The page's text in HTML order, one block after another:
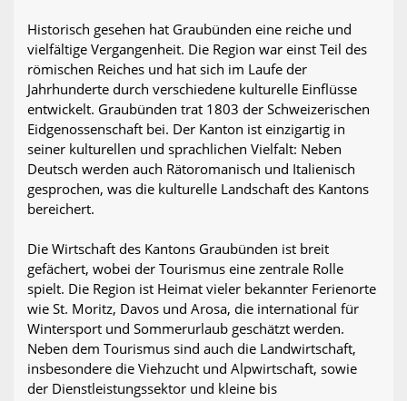
Historisch gesehen hat Graubünden eine reiche und
vielfältige Vergangenheit. Die Region war einst Teil des
römischen Reiches und hat sich im Laufe der
Jahrhunderte durch verschiedene kulturelle Einflüsse
entwickelt. Graubünden trat 1803 der Schweizerischen
Eidgenossenschaft bei. Der Kanton ist einzigartig in
seiner kulturellen und sprachlichen Vielfalt: Neben
Deutsch werden auch Rätoromanisch und Italienisch
gesprochen, was die kulturelle Landschaft des Kantons
bereichert.
Die Wirtschaft des Kantons Graubünden ist breit
gefächert, wobei der Tourismus eine zentrale Rolle
spielt. Die Region ist Heimat vieler bekannter Ferienorte
wie St. Moritz, Davos und Arosa, die international für
Wintersport und Sommerurlaub geschätzt werden.
Neben dem Tourismus sind auch die Landwirtschaft,
insbesondere die Viehzucht und Alpwirtschaft, sowie
der Dienstleistungssektor und kleine bis